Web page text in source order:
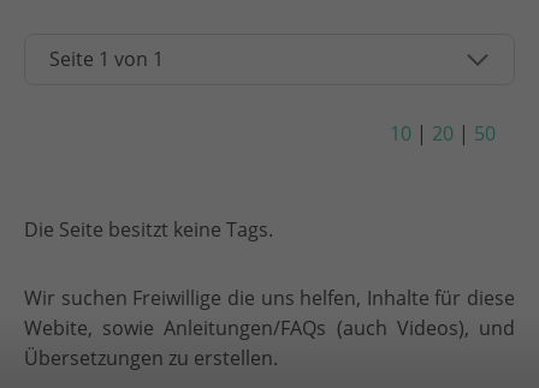
10 | 20 | 50
Die Seite besitzt keine Tags.
Wir suchen Freiwillige die uns helfen, Inhalte für diese
Webite, sowie Anleitungen/FAQs (auch Videos), und
Übersetzungen zu erstellen.